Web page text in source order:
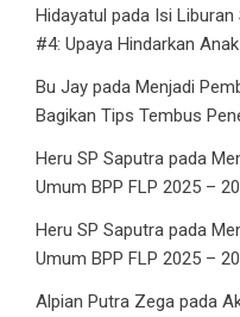
Hidayatul pada Isi Liburan
#4: Upaya Hindarkan
Bu Jay pada Menjadi
Bagikan Tips Tembus
Heru SP Saputra pada
Umum BPP FLP 2025 –
Heru SP Saputra pada
Umum BPP FLP 2025 –
Alpian Putra Zega pada